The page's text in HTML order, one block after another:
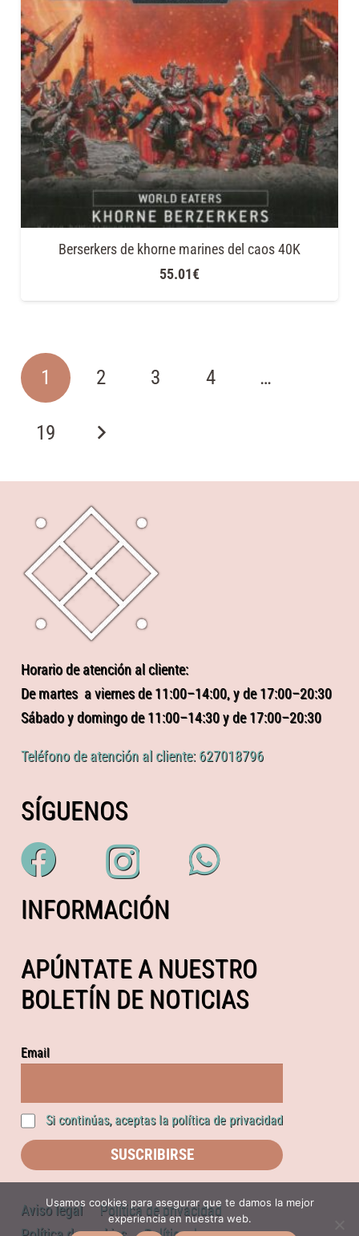
Berserkers de khorne marines del caos 40K
55.01€
1 2 3 4 …
19
Horario de atención al cliente:
De martes a viernes de 11:00–14:00, y de 17:00–20:30
Sábado y domingo de 11:00–14:30 y de 17:00–20:30
Teléfono de atención al cliente: 627018796
SÍGUENOS
INFORMACIÓN
APÚNTATE A NUESTRO
BOLETÍN DE NOTICIAS
Email
Si continúas, aceptas la política de privacidad
Aviso legal
Política de privacidad
Usamos cookies para asegurar que te damos la mejor
experiencia en nuestra web.